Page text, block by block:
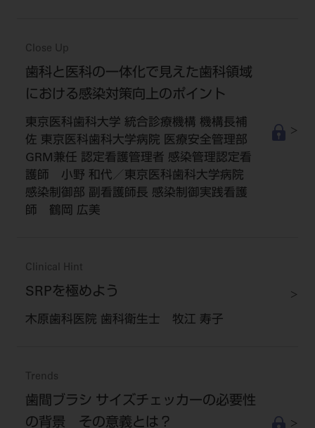
Close Up
歯科と医科の一体化で見えた歯科領域
における感染対策向上のポイント
東京医科歯科大学 統合診療機構 機構長補
佐 東京医科歯科大学病院 医療安全管理部
GRM兼任 認定看護管理者 感染管理認定看
護師 小野 和代／東京医科歯科大学病院
感染制御部 副看護師長 感染制御実践看護
師 鶴岡 広美
Clinical Hint
SRPを極めよう
木原歯科医院 歯科衛生士 牧江 寿子
Trends
歯間ブラシ サイズチェッカーの必要性
の背景 その意義とは？